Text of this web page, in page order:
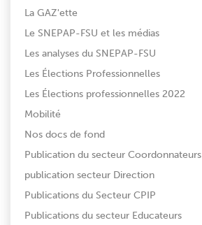
La GAZ'ette
Le SNEPAP-FSU et les médias
Les analyses du SNEPAP-FSU
Les Élections Professionnelles
Les Élections professionnelles 2022
Mobilité
Nos docs de fond
Publication du secteur Coordonnateurs
publication secteur Direction
Publications du Secteur CPIP
Publications du secteur Educateurs